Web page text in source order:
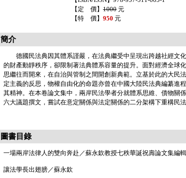
【定 價】 1000 元
【特 價】 950 元
簡介
德國民法典因其體系謹嚴，在法典繼受中呈現出跨越社經文
的財產動靜秩序，卻限制著法典體系容量的提升。面對經濟全球
思繼往而開來，在自治與管制之間開創新典範。立基於此的大民
定主義的反思，物權自由化的命題亦曾在中國大陸民法典編纂進
其精神。在本卷論文集中，兩岸民法學者分就體系思維、債物關
六大議題撰文，嘗試在意定關係與法定關係的二分架構下重構民
圖書目錄
一場兩岸法律人的雙向奔赴／蘇永欽教授七秩華誕祝壽論文集編
讓法學長出翅膀／蘇永欽